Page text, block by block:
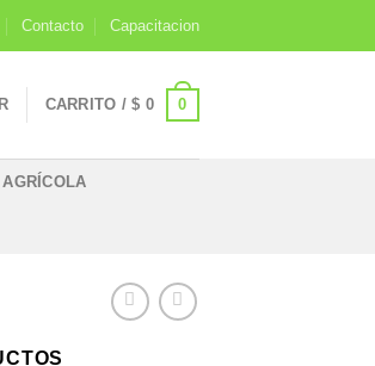
Contacto Capacitacion
CARRITO /$ 0 0